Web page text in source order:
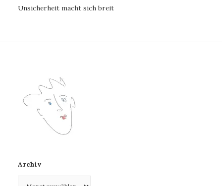
Unsicherheit macht sich breit
Archiv